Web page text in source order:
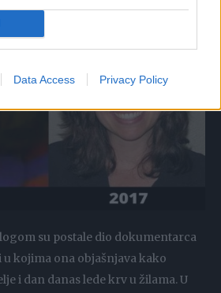
Data Access Privacy Policy
su postale dio dokumentarca
u kojima ona objašnjava kako
i dan danas lede krv u žilama. U